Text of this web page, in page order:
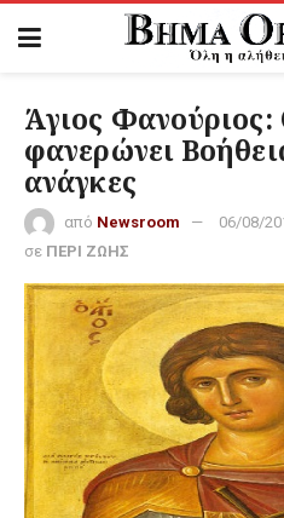
Άγιος
φανερώνει
ανάγκες
από Newsroom
06/08/
σε ΠΕΡΙ ΖΩΗΣ